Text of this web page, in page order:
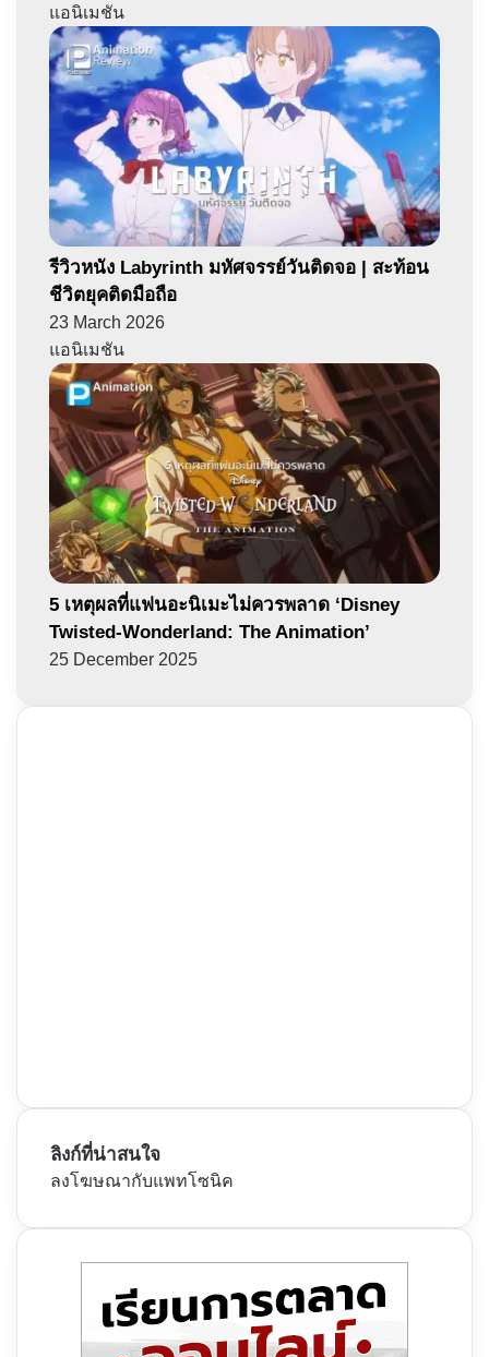
แอนิเมชัน
รีวิวหนัง Labyrinth มหัศจรรย์วันติดจอ | สะท้อน
ชีวิตยุคติดมือถือ
23 March 2026
แอนิเมชัน
5 เหตุผลที่แฟนอะนิเมะไม่ควรพลาด ‘Disney
Twisted-Wonderland: The Animation’
25 December 2025
ลิงก์ที่น่าสนใจ
ลงโฆษณากับแพทโซนิค